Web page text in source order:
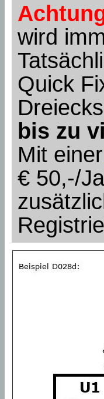
wird
Quick
bis zu
Mit einer
€ 50,-/